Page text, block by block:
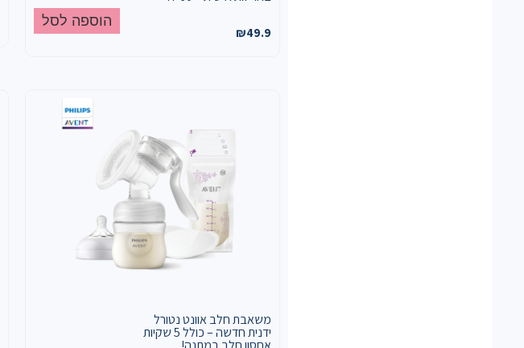
₪49.9
הוספה לסל
משאבת חלב אוונט נטורל
ידנית חדשה – כולל 5 שקיות